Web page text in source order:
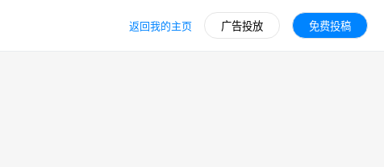
返回我的主页 广告投放 免费投稿